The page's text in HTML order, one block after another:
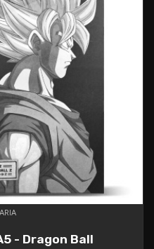
- Dragon Ball